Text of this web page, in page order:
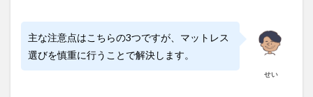
せい
主な注意点はこちらの3つですが、マットレス
選びを慎重に行うことで解決します。